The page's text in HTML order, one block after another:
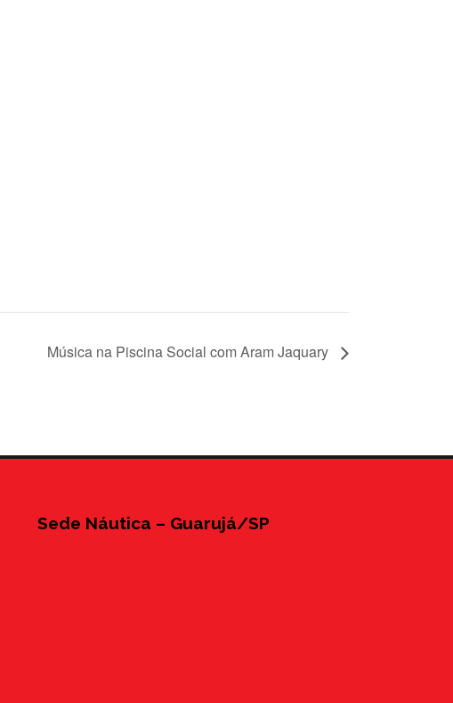
Música na Piscina Social com Aram Jaquary
Sede Náutica – Guarujá/SP